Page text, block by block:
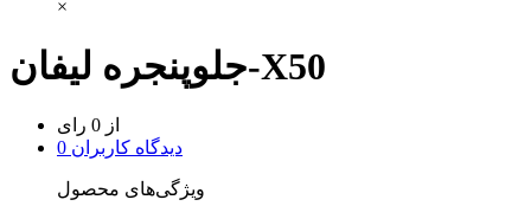
×
جلوپنجره لیفان-X50
از 0 رای
0 دیدگاه کاربران
ویژگی‌های محصول